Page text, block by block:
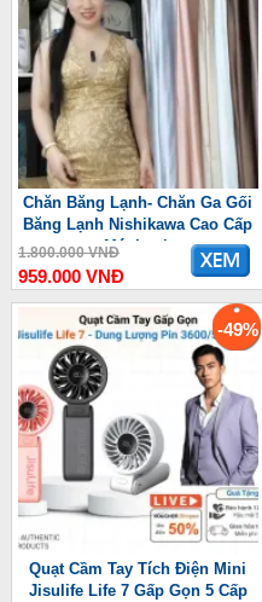
Chăn Băng Lạnh- Chăn Ga Gối
Băng Lạnh Nishikawa Cao Cấp
Mát Lạnh
1.800.000 VNĐ
959.000 VNĐ
-49%
Quạt Cầm Tay Tích Điện Mini
Jisulife Life 7 Gấp Gọn 5 Cấp